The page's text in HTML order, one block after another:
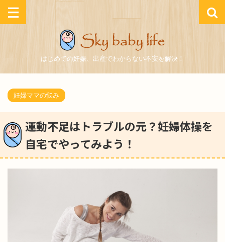
はじめての妊娠、出産でわからない不安を解決！
妊婦ママの悩み
運動不足はトラブルの元？妊婦体操を
自宅でやってみよう！